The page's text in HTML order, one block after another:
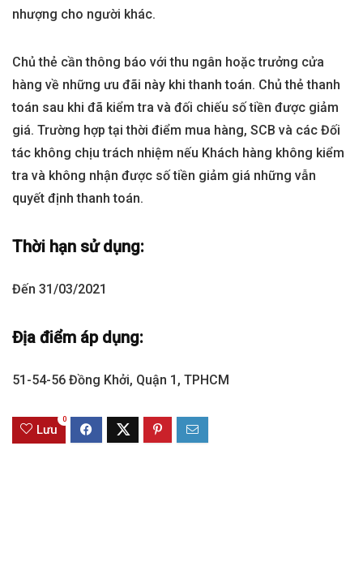
nhượng cho người khác.
Chủ thẻ cần thông báo với thu ngân hoặc trưởng cửa
hàng về những ưu đãi này khi thanh toán. Chủ thẻ thanh
toán sau khi đã kiểm tra và đối chiếu số tiền được giảm
giá. Trường hợp tại thời điểm mua hàng, SCB và các Đối
tác không chịu trách nhiệm nếu Khách hàng không kiểm
tra và không nhận được số tiền giảm giá những vẫn
quyết định thanh toán.
Thời hạn sử dụng:
Đến 31/03/2021
Địa điểm áp dụng:
51-54-56 Đồng Khởi, Quận 1, TPHCM
Lưu
0